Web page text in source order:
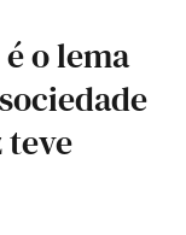
o lema
teve